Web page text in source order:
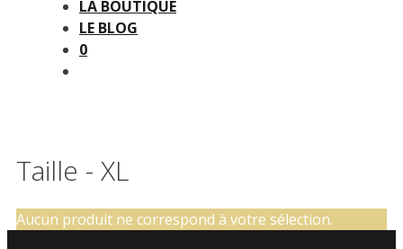
LA BOUTIQUE
LE BLOG
0
Taille - XL
Aucun produit ne correspond à votre sélection.